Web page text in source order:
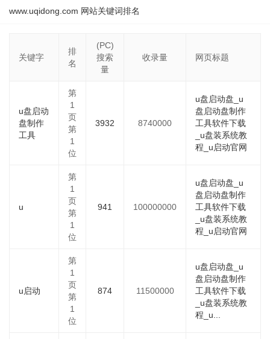
www.uqidong.com 网站关键词排名
关键字
排
名
(PC)
搜索
量
收录量 网页标题
u盘启动
盘制作
工具
第
1
页
第
1
位
3932 8740000
u盘启动盘_u
盘启动盘制作
工具软件下载
_u盘装系统教
程_u启动官网
u
第
1
页
第
1
位
941 100000000
u盘启动盘_u
盘启动盘制作
工具软件下载
_u盘装系统教
程_u启动官网
u启动
第
1
页
第
1
位
874 11500000
u盘启动盘_u
盘启动盘制作
工具软件下载
_u盘装系统教
程_u...